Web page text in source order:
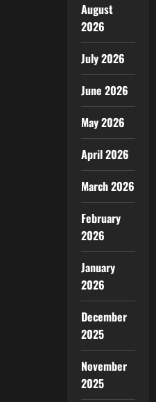
August
2026
July 2026
June 2026
May 2026
April 2026
March 2026
February
2026
January
2026
December
2025
November
2025